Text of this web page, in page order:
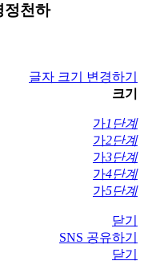
정천하
글자 크기 변경하기
크기
가1단계
가2단계
가3단계
가4단계
가5단계
닫기
SNS 공유하기
닫기